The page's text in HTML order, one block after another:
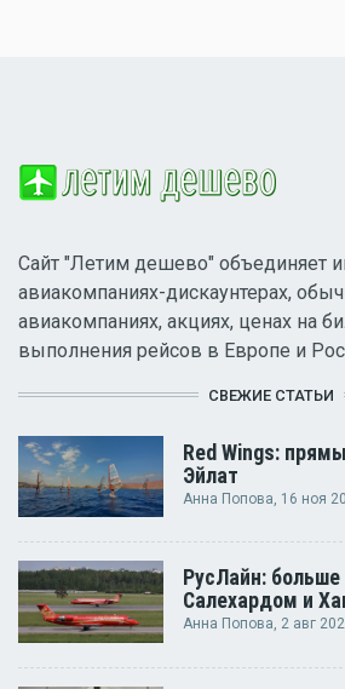
Сайт "Летим дешево" объединяет
авиакомпаниях-дискаунтерах,
авиакомпаниях, акциях, ценах на
выполнения рейсов в Европе и
СВЕЖИЕ СТАТЬИ
Red Wings:
Эйлат
Анна Попова , 16 ноя
РусЛайн:
Салехардом и
Анна Попова, 2 авг